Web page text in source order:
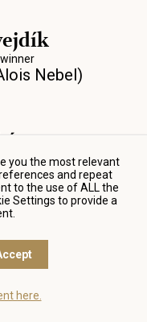
Nebel)
you the most relevant
and repeat
to the use of ALL the
Settings to provide a
here.